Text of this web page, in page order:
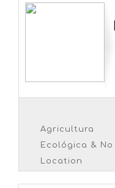
Agricultura
Ecológica & No
Location